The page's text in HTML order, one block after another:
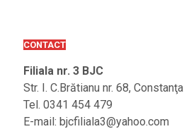
CONTACT
Filiala nr. 3 BJC
Str. I. C.Brătianu nr. 68, Constanţa
Tel. 0341 454 479
E-mail: bjcfiliala3@yahoo.com